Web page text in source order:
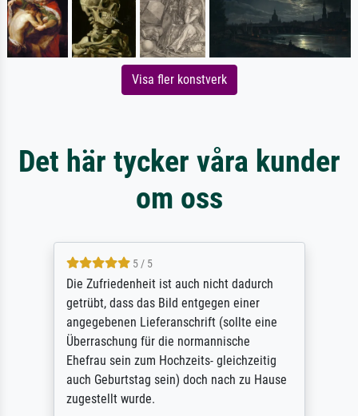
Visa fler konstverk
Det här tycker våra kunder
om oss
5 / 5
Die Zufriedenheit ist auch nicht dadurch
getrübt, dass das Bild entgegen einer
angegebenen Lieferanschrift (sollte eine
Überraschung für die normannische
Ehefrau sein zum Hochzeits- gleichzeitig
auch Geburtstag sein) doch nach zu Hause
zugestellt wurde.